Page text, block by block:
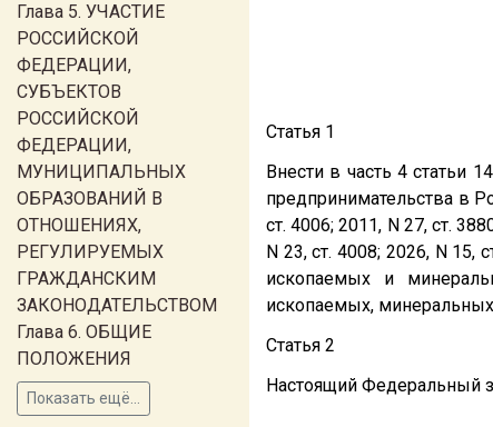
Глава 5. УЧАСТИЕ
РОССИЙСКОЙ
ФЕДЕРАЦИИ,
СУБЪЕКТОВ
РОССИЙСКОЙ
ФЕДЕРАЦИИ,
МУНИЦИПАЛЬНЫХ
ОБРАЗОВАНИЙ В
ОТНОШЕНИЯХ,
РЕГУЛИРУЕМЫХ
ГРАЖДАНСКИМ
ЗАКОНОДАТЕЛЬСТВОМ
Глава 6. ОБЩИЕ
ПОЛОЖЕНИЯ
Показать ещё...
Статья 1
Внести в часть 4 статьи
предпринимательства в
ст. 4006; 2011, N 27, ст.
N 23, ст. 4008; 2026, N
ископаемых и
ископаемых,
Статья 2
Настоящий Федеральный